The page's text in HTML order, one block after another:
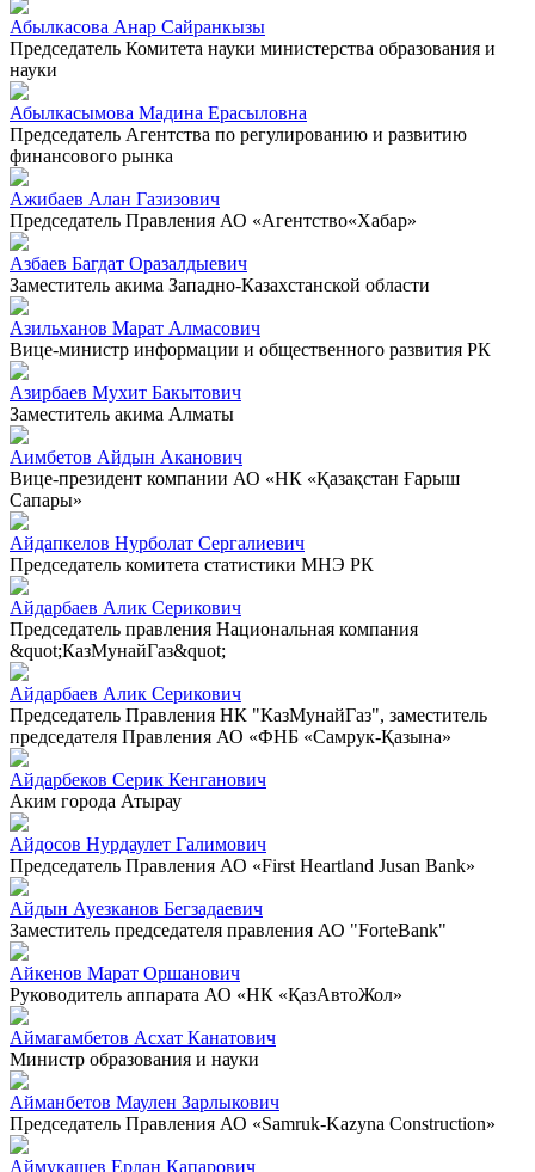
Абылкасова Анар Сайранкызы
Председатель Комитета науки министерства образования и
науки
Абылкасымова Мадина Ерасыловна
Председатель Агентства по регулированию и развитию
финансового рынка
Ажибаев Алан Газизович
Председатель Правления АО «Агентство«Хабар»
Азбаев Багдат Оразалдыевич
Заместитель акима Западно-Казахстанской области
Азильханов Марат Алмасович
Вице-министр информации и общественного развития РК
Азирбаев Мухит Бакытович
Заместитель акима Алматы
Аимбетов Айдын Аканович
Вице-президент компании АО «НК «Қазақстан Ғарыш
Сапары»
Айдапкелов Нурболат Сергалиевич
Председатель комитета статистики МНЭ РК
Айдарбаев Алик Серикович
Председатель правления Национальная компания
&quot;КазМунайГаз&quot;
Айдарбаев Алик Серикович
Председатель Правления НК "КазМунайГаз", заместитель
председателя Правления АО «ФНБ «Самрук-Қазына»
Айдарбеков Серик Кенганович
Аким города Атырау
Айдосов Нурдаулет Галимович
Председатель Правления АО «First Heartland Jusan Bank»
Айдын Ауезканов Бегзадаевич
Заместитель председателя правления АО "ForteBank"
Айкенов Марат Оршанович
Руководитель аппарата АО «НК «ҚазАвтоЖол»
Аймагамбетов Асхат Канатович
Министр образования и науки
Айманбетов Маулен Зарлыкович
Председатель Правления АО «Samruk-Kazyna Construction»
Аймукашев Ерлан Капарович